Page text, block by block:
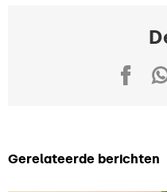
Gerelateerde berichten